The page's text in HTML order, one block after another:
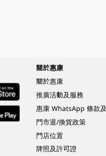
關於惠康
關於惠康
推廣活動及服務
惠康 WhatsApp 條款
門市退/換貨政策
門店位置
牌照及許可證